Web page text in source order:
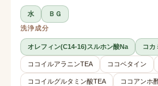
水
ＢＧ
洗浄成分
オレフィン(C14-16)スルホン酸Na コカ
ココイルアラニンTEA ココベタイン
ココイルグルタミン酸TEA
ココアンホ